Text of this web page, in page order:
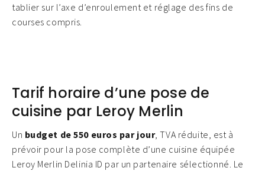
tablier sur l’axe d’enroulement et réglage des fins de
courses compris.
Tarif horaire d’une pose de
cuisine par Leroy Merlin
Un budget de 550 euros par jour, TVA réduite, est à
prévoir pour la pose complète d’une cuisine équipée
Leroy Merlin Delinia ID par un partenaire sélectionné. Le